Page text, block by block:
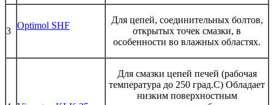
3
Optimol SHF
Для цепей, соединительных болтов,
открытых точек смазки, в
особенности во влажных областях.
Для смазки цепей печей (рабочая
температура до 250 град.С) Обладает
низким поверхностным